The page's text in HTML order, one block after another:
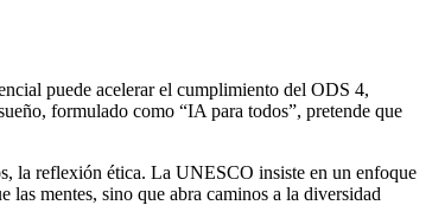
puede acelerar el cumplimiento del ODS 4,
formulado como “IA para todos”, pretende que
la reflexión ética. La UNESCO insiste en un enfoque
mentes, sino que abra caminos a la diversidad